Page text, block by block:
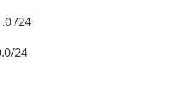
/24
24